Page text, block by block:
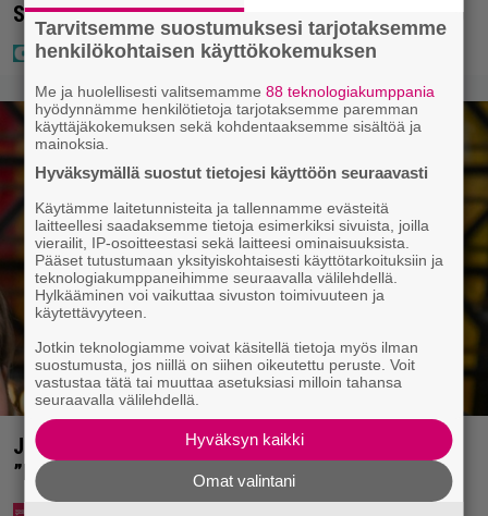
Suomen isoin voitto meni
Jani Sievinen kokosi lapsikatraansa yhteen –
”Minun suurin perintöni heille”
Tarvitsemme suostumuksesi tarjotaksemme
henkilökohtaisen käyttökokemuksen
Me ja huolellisesti valitsemamme88 teknologiakumppania
hyödynnämme henkilötietoja tarjotaksemme paremman
käyttäjäkokemuksen sekä kohdentaaksemme sisältöä ja
mainoksia.
Hyväksymällä suostut tietojesi käyttöön seuraavasti
Käytämme laitetunnisteita ja tallennamme evästeitä
laitteellesi saadaksemme tietoja esimerkiksi sivuista, joilla
vierailit, IP-osoitteestasi sekä laitteesi ominaisuuksista.
Pääset tutustumaan yksityiskohtaisesti käyttötarkoituksiin ja
teknologiakumppaneihimme seuraavalla välilehdellä.
Hylkääminen voi vaikuttaa sivuston toimivuuteen ja
käytettävyyteen.
Jotkin teknologiamme voivat käsitellä tietoja myös ilman
suostumusta, jos niillä on siihen oikeutettu peruste. Voit
vastustaa tätä tai muuttaa asetuksiasi milloin tahansa
seuraavalla välilehdellä.
Hyväksyn kaikki
Omat valintani